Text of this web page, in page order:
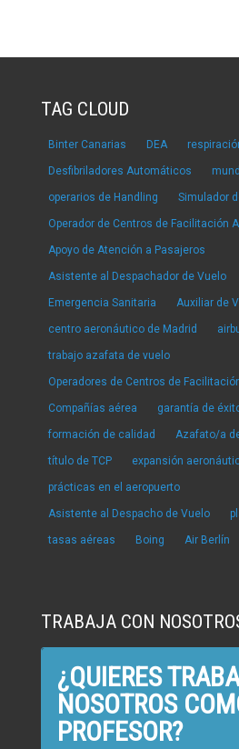
TAG CLOUD
Binter Canarias DEA
Desfibriladores Automáticos
operarios de Handling Simulador
Operador de Centros de Facilitación
Apoyo de Atención a Pasajeros
Asistente al Despachador de Vuelo
Emergencia Sanitaria Auxiliar de
centro aeronáutico de Madrid
trabajo azafata de vuelo
Operadores de Centros de
Compañías aérea garantía de
formación de calidad Azafato/a
título de TCP expansión
prácticas en el aeropuerto
Asistente al Despacho de Vuelo
tasas aéreas Boing Air Berlín
TRABAJA CON
¿QUIERES
NOSOTROS
PROFESOR?